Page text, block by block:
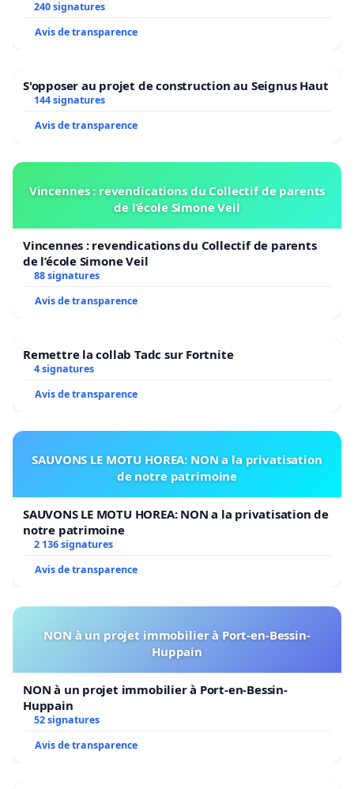
240 signatures
Avis de transparence
S'opposer au projet de construction au Seignus Haut
144 signatures
Avis de transparence
Vincennes : revendications du Collectif de parents
de l’école Simone Veil
Vincennes : revendications du Collectif de parents
de l’école Simone Veil
88 signatures
Avis de transparence
Remettre la collab Tadc sur Fortnite
4 signatures
Avis de transparence
SAUVONS LE MOTU HOREA: NON a la privatisation
de notre patrimoine
SAUVONS LE MOTU HOREA: NON a la privatisation de
notre patrimoine
2 136 signatures
Avis de transparence
NON à un projet immobilier à Port-en-Bessin-
Huppain
NON à un projet immobilier à Port-en-Bessin-
Huppain
52 signatures
Avis de transparence